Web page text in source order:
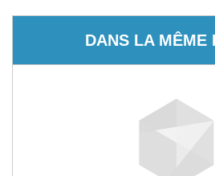
DANS LA MÊME